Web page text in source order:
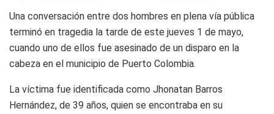
Una conversación entre dos hombres en plena vía pública
terminó en tragedia la tarde de este jueves 1 de mayo,
cuando uno de ellos fue asesinado de un disparo en la
cabeza en el municipio de Puerto Colombia.
La víctima fue identificada como Jhonatan Barros
Hernández, de 39 años, quien se encontraba en su